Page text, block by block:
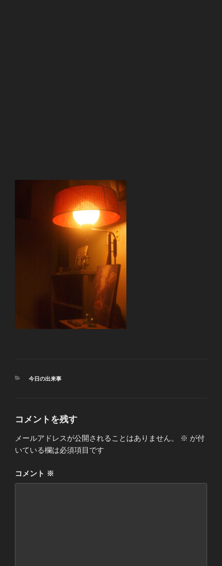
カ
今日の出来事
コメントを残す
メールアドレスが公開されることはありません。 ※ が付
いている欄は必須項目です
コメント ※